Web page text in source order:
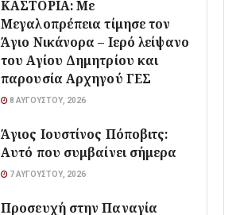
ΚΑΣΤΟΡΙΑ: Με
Μεγαλοπρέπεια τίμησε τον
Άγιο Νικάνορα – Ιερό λείψανο
του Αγίου Δημητρίου και
παρουσία Αρχηγού ΓΕΣ
8 ΑΥΓΟΎΣΤΟΥ, 2026
Άγιος Ιουστίνος Πόποβιτς:
Αυτό που συμβαίνει σήμερα
7 ΑΥΓΟΎΣΤΟΥ, 2026
Προσευχή στην Παναγία